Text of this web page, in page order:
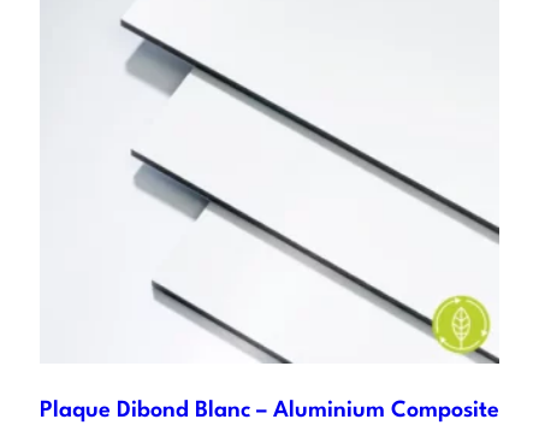
Plaque Dibond Blanc – Aluminium Composite